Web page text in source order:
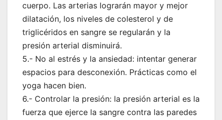
cuerpo. Las arterias lograrán mayor y mejor
dilatación, los niveles de colesterol y de
triglicéridos en sangre se regularán y la
presión arterial disminuirá.
5.- No al estrés y la ansiedad: intentar generar
espacios para desconexión. Prácticas como el
yoga hacen bien.
6.- Controlar la presión: la presión arterial es la
fuerza que ejerce la sangre contra las paredes